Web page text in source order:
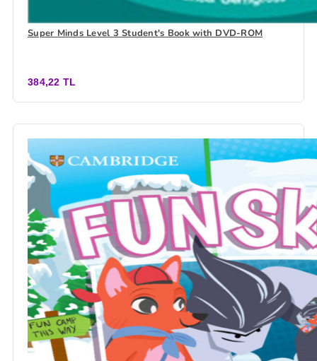
Super Minds Level 3 Student's Book with DVD-ROM
384,22 TL